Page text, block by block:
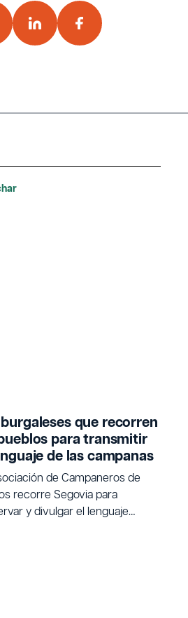
burgaleses que recorren
para transmitir
de las campanas
de Campaneros de
recorre Segovia para
y divulgar el lenguaje